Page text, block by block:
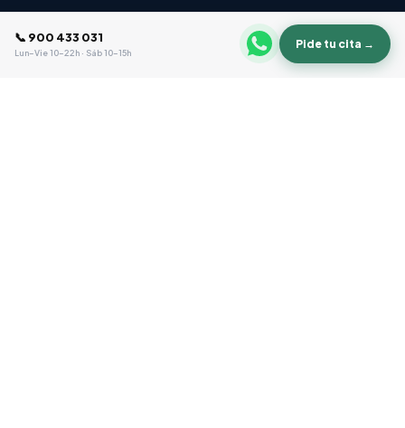
📞 900 433 031
Lun–Vie 10–22h · Sáb 10–15h
Pide tu cita →